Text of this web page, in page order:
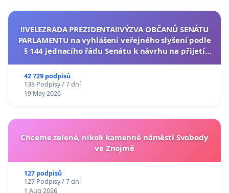
‼️VELEZRADA PREZIDENTA‼️VÝZVA OBČANŮ SENÁTU
PARLAMENTU na vyhlášení veřejného slyšení podle
§ 144 jednacího řádu Senátu k návrhu na přijetí
42 729 podpisů
138 Podpisy / 7 dní
19 May 2026
Chceme zelené, nikoli kamenné náměstí Svobody
ve Znojmě
127 podpisů
127 Podpisy / 7 dní
1 Aug 2026